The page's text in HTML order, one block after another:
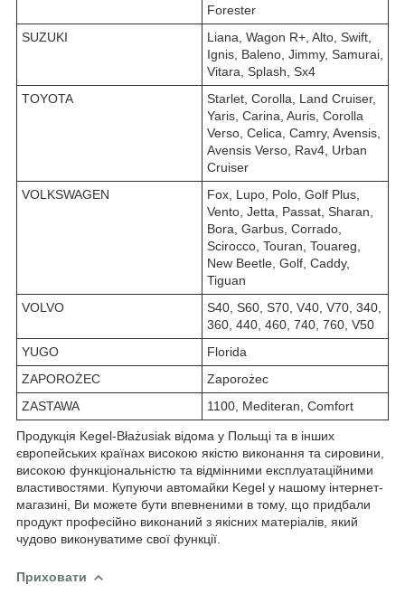
Forester
SUZUKI
Liana, Wagon R+, Alto, Swift,
Ignis, Baleno, Jimmy, Samurai,
Vitara, Splash, Sx4
TOYOTA
Starlet, Corolla, Land Cruiser,
Yaris, Carina, Auris, Corolla
Verso, Celica, Camry, Avensis,
Avensis Verso, Rav4, Urban
Cruiser
VOLKSWAGEN
Fox, Lupo, Polo, Golf Plus,
Vento, Jetta, Passat, Sharan,
Bora, Garbus, Corrado,
Scirocco, Touran, Touareg,
New Beetle, Golf, Caddy,
Tiguan
VOLVO
S40, S60, S70, V40, V70, 340,
360, 440, 460, 740, 760, V50
YUGO
Florida
ZAPOROŻEC
Zaporożec
ZASTAWA
1100, Mediteran, Comfort
Продукція Kegel-Błażusiak відома у Польщі та в інших
європейських країнах високою якістю виконання та сировини,
високою функціональністю та відмінними експлуатаційними
властивостями. Купуючи автомайки Kegel у нашому інтернет-
магазині, Ви можете бути впевненими в тому, що придбали
продукт професійно виконаний з якісних матеріалів, який
чудово виконуватиме свої функції.
Приховати